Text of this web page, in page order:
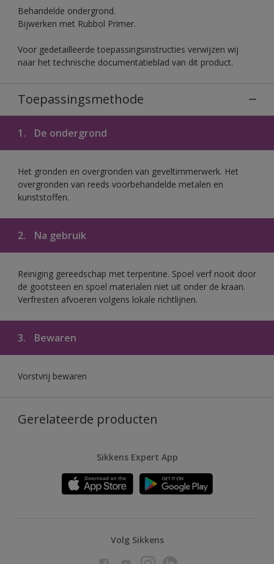
Behandelde ondergrond.
Bijwerken met Rubbol Primer.
Voor gedetailleerde toepassingsinstructies verwijzen wij
naar het technische documentatieblad van dit product.
Toepassingsmethode
1. De ondergrond
Het gronden en overgronden van geveltimmerwerk. Het
overgronden van reeds voorbehandelde metalen en
kunststoffen.
2. Na gebruik
Reiniging gereedschap met terpentine. Spoel verf nooit door
de gootsteen en spoel materialen niet uit onder de kraan.
Verfresten afvoeren volgens lokale richtlijnen.
3. Bewaren
Vorstvrij bewaren
Gerelateerde producten
Sikkens Expert App
Volg Sikkens